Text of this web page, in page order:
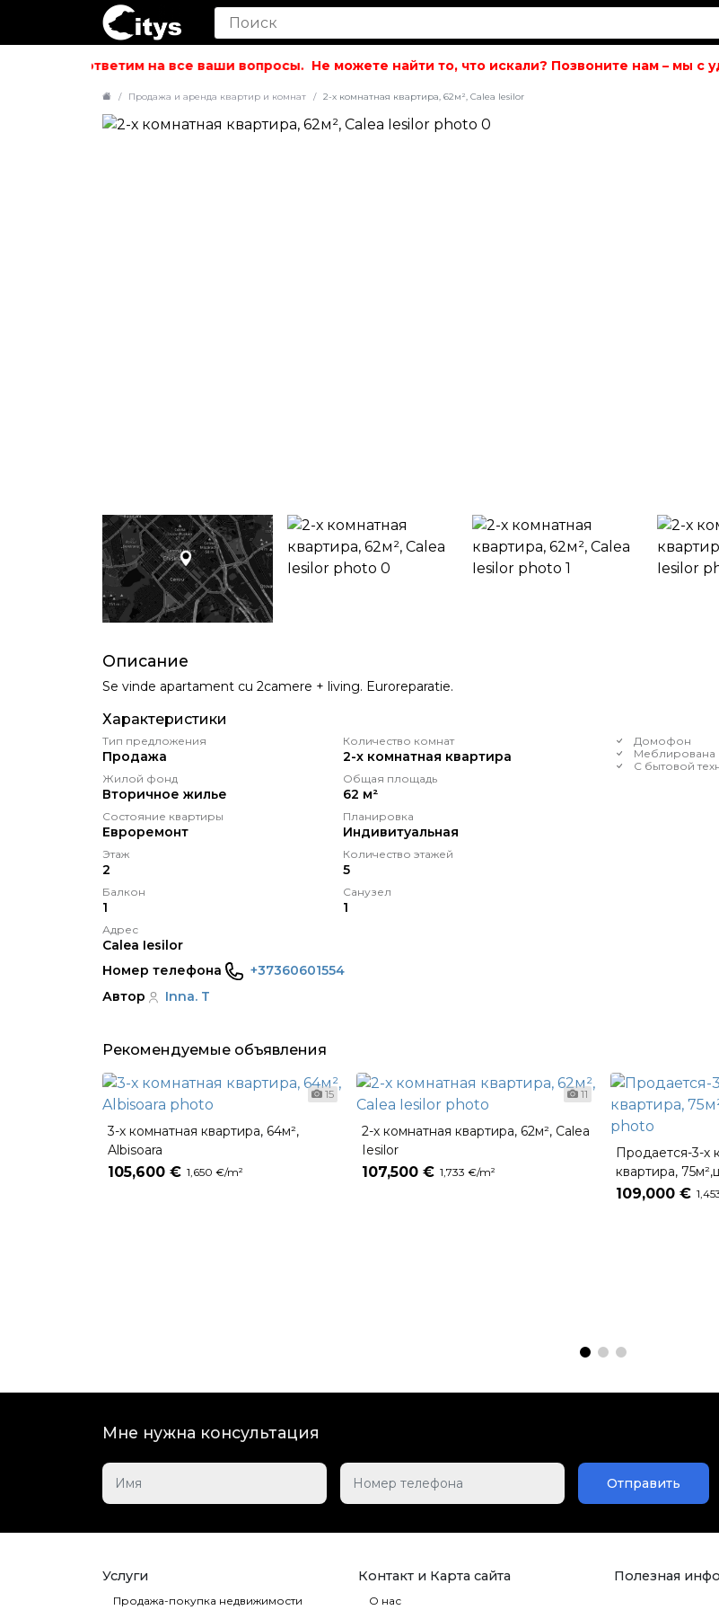
ответим на все ваши вопросы. Не можете найти то, что искали? Позвоните нам – мы с
Продажа и аренда квартир и комнат 2-х комнатная квартира, 62м², Calea Iesilor
Описание
Se vinde apartament cu 2camere + living. Euroreparatie.
Характеристики
Тип предложения
Продажа
Количество комнат
2-х комнатная квартира
Жилой фонд
Вторичное жилье
Общая площадь
62 м²
Состояние квартиры
Eвроремонт
Планировка
Индивитуальная
Этаж
2
Количество этажей
5
Балкон
1
Санузел
1
Адрес
Calea Iesilor
Номер телефона
+37360601554
Автор
Inna. T
Домофон
Меблирована
С бытовой
Рекомендуемые объявления
15
3-х комнатная квартира, 64м²,
Albisoara
105,600 € 1,650 €/m²
11
2-х комнатная квартира, 62м², Calea
Iesilor
107,500 € 1,733 €/m²
Продается-3-х
квартира,
109,000 €
Мне нужна консультация
Отправить
Услуги
Продажа-покупка недвижимости
Контакт и Карта сайта
О нас
Полезная